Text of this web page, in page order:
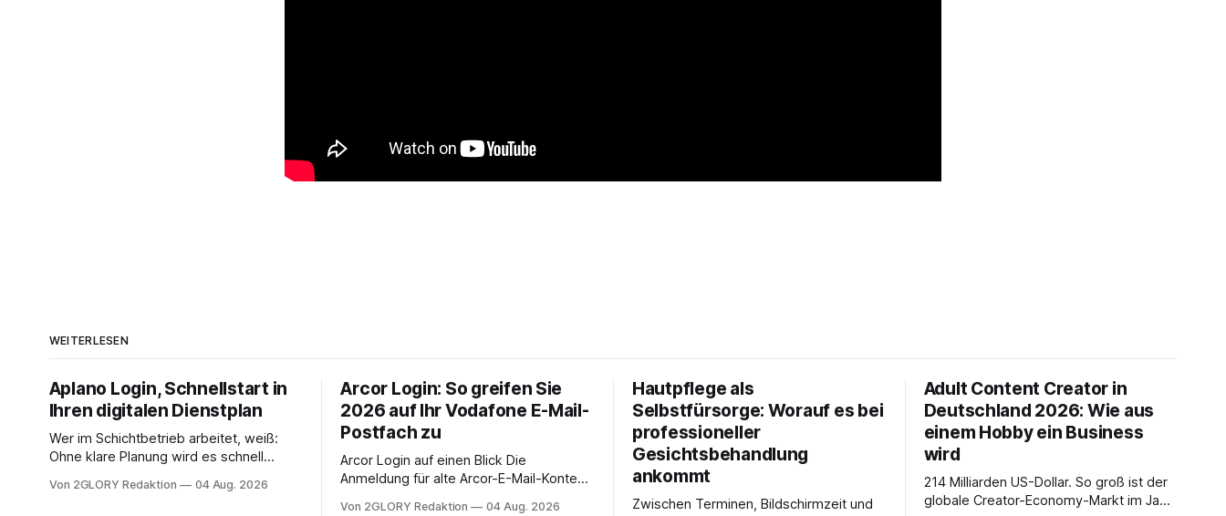
WEITERLESEN
Aplano Login, Schnellstart in
Ihren digitalen Dienstplan
Wer im Schichtbetrieb arbeitet, weiß:
Ohne klare Planung wird es schnell
zentraler Zugangspunkt, um dienstpläne,
Von 2GLORY Redaktion 04 Aug. 2026
Arcor Login: So greifen Sie
2026 auf Ihr Vodafone E-Mail-
Postfach zu
Arcor Login auf einen Blick Die
Anmeldung für alte Arcor-E-Mail-Konten
Von 2GLORY Redaktion 04 Aug. 2026
Hautpflege als
Selbstfürsorge: Worauf es bei
professioneller
Gesichtsbehandlung
ankommt
Zwischen Terminen, Bildschirmzeit und
Adult Content Creator in
Deutschland 2026: Wie aus
einem Hobby ein Business
wird
214 Milliarden US-Dollar. So groß ist der
globale Creator-Economy-Markt im Jahr